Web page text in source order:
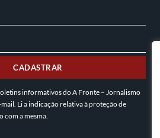
CADASTRAR
informativos do A Fronte – Jornalismo
Li a indicação relativa àproteção de
com a mesma.